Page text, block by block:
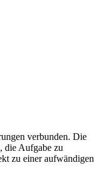
verbunden. Die
die Aufgabe zu
zu einer aufwändigen